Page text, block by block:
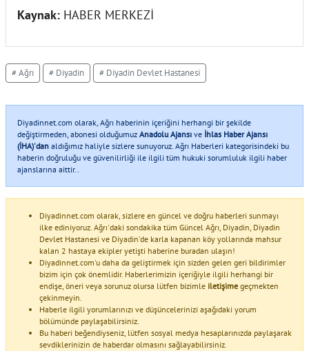
Kaynak: HABER MERKEZİ
# Ağrı # Diyadin # Diyadin Devlet Hastanesi
Diyadinnet.com olarak, Ağrı haberinin içeriğini herhangi bir şekilde
değiştirmeden, abonesi olduğumuz Anadolu Ajansı ve İhlas Haber Ajansı
(İHA)'dan aldığımız haliyle sizlere sunuyoruz. Ağrı Haberleri kategorisindeki bu
haberin doğruluğu ve güvenilirliği ile ilgili tüm hukuki sorumluluk ilgili haber
ajanslarına aittir..
Diyadinnet.com olarak, sizlere en güncel ve doğru haberleri sunmayı
ilke ediniyoruz. Ağrı'daki sondakika tüm Güncel Ağrı, Diyadin, Diyadin
Devlet Hastanesi ve Diyadin’de karla kapanan köy yollarında mahsur
kalan 2 hastaya ekipler yetişti haberine buradan ulaşın!
Diyadinnet.com'u daha da geliştirmek için sizden gelen geri bildirimler
bizim için çok önemlidir. Haberlerimizin içeriğiyle ilgili herhangi bir
endişe, öneri veya sorunuz olursa lütfen bizimle iletişime geçmekten
çekinmeyin.
Haberle ilgili yorumlarınızı ve düşüncelerinizi aşağıdaki yorum
bölümünde paylaşabilirsiniz.
Bu haberi beğendiyseniz, lütfen sosyal medya hesaplarınızda paylaşarak
sevdiklerinizin de haberdar olmasını sağlayabilirsiniz.